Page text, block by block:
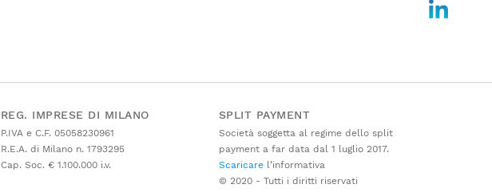
REG. IMPRESE DI MILANO
P.IVA e C.F. 05058230961
R.E.A. di Milano n. 1793295
Cap. Soc. € 1.100.000 i.v.
SPLIT PAYMENT
Società soggetta al regime dello split
payment a far data dal 1 luglio 2017.
Scaricarel’informativa
© 2020 - Tutti i diritti riservati